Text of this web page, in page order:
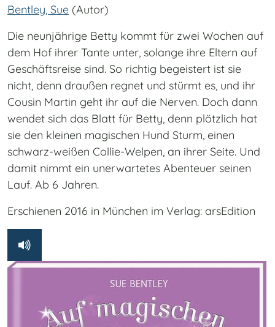
Bentley, Sue (Autor)
Die neunjährige Betty kommt für zwei Wochen auf
dem Hof ihrer Tante unter, solange ihre Eltern auf
Geschäftsreise sind. So richtig begeistert ist sie
nicht, denn draußen regnet und stürmt es, und ihr
Cousin Martin geht ihr auf die Nerven. Doch dann
wendet sich das Blatt für Betty, denn plötzlich hat
sie den kleinen magischen Hund Sturm, einen
schwarz-weißen Collie-Welpen, an ihrer Seite. Und
damit nimmt ein unerwartetes Abenteuer seinen
Lauf. Ab 6 Jahren.
Erschienen 2016 in München im Verlag: arsEdition